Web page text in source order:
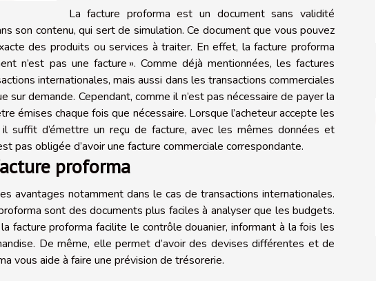
La facture proforma est un document sans validité
son contenu, qui sert de simulation. Ce document que vous pouvez
des produits ou services à traiter. En effet, la facture proforma
n’est pas une facture ». Comme déjà mentionnées, les factures
internationales, mais aussi dans les transactions commerciales
sur demande. Cependant, comme il n’est pas nécessaire de payer la
émises chaque fois que nécessaire. Lorsque l’acheteur accepte les
suffit d’émettre un reçu de facture, avec les mêmes données et
pas obligée d’avoir une facture commerciale correspondante.
proforma
avantages notamment dans le cas de transactions internationales.
sont des documents plus faciles à analyser que les budgets.
facture proforma facilite le contrôle douanier, informant à la fois les
De même, elle permet d’avoir des devises différentes et de
vous aide à faire une prévision de trésorerie.